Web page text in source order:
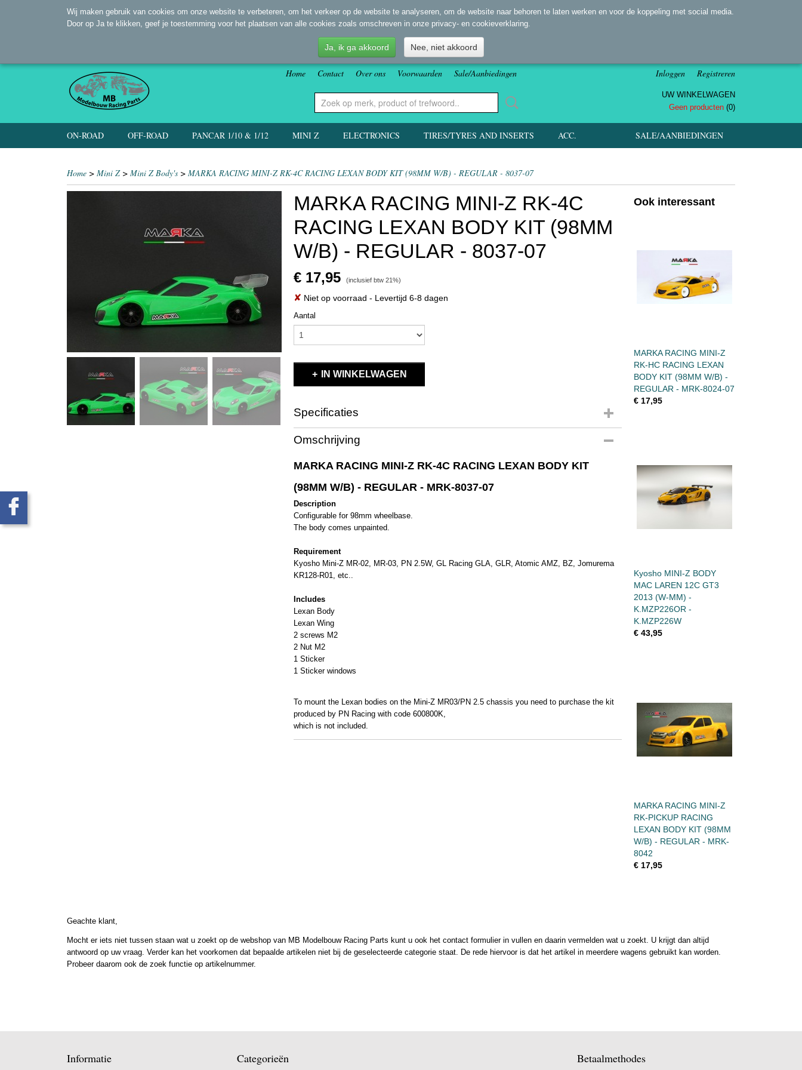
Home Contact Over ons Voorwaarden Sale/Aanbiedingen Inloggen Registreren
UW WINKELWAGEN
Geen producten (0)
SALE/AANBIEDINGEN
ON-ROAD OFF-ROAD PANCAR 1/10 & 1/12 MINI Z ELECTRONICS TIRES/TYRES AND INSERTS ACC.
Home > Mini Z> Mini Z Body's > MARKA RACING MINI-Z RK-4C RACING LEXAN BODY KIT (98MM W/B) - REGULAR - 8037-07
MARKA RACING MINI-Z RK-4C
RACING LEXAN BODY KIT (98MM
W/B) - REGULAR - 8037-07
€ 17,95 (inclusief btw 21%)
✘ Niet op voorraad - Levertijd 6-8 dagen
Aantal
IN WINKELWAGEN
Specificaties
Productcode
EAN code
Bruto gewicht
0,10 Kg
Omschrijving
MARKA RACING MINI-Z RK-4C RACING LEXAN BODY KIT
(98MM W/B) - REGULAR - MRK-8037-07
Description
Configurable for 98mm wheelbase.
The body comes unpainted.
Requirement
Kyosho Mini-Z MR-02, MR-03, PN 2.5W, GL Racing GLA, GLR, Atomic AMZ, BZ, Jomurema
KR128-R01, etc..
Includes
Lexan Body
Lexan Wing
2 screws M2
2 Nut M2
1 Sticker
1 Sticker windows
To mount the Lexan bodies on the Mini-Z MR03/PN 2.5 chassis you need to purchase the kit
produced by PN Racing with code 600800K,
which is not included.
Ook interessant
MARKA RACING MINI-Z
RK-HC RACING LEXAN
BODY KIT (98MM W/B) -
REGULAR - MRK-8024-07
€ 17,95
Kyosho MINI-Z BODY
MAC LAREN 12C GT3
2013 (W-MM) -
K.MZP226OR -
K.MZP226W
€ 43,95
MARKA RACING MINI-Z
RK-PICKUP RACING
LEXAN BODY KIT (98MM
W/B) - REGULAR - MRK-
8042
€ 17,95
Geachte klant,
Mocht er iets niet tussen staan wat u zoekt op de webshop van MB Modelbouw Racing Parts kunt u ook het contact formulier in vullen en daarin vermelden wat u zoekt. U krijgt dan altijd
antwoord op uw vraag. Verder kan het voorkomen dat bepaalde artikelen niet bij de geselecteerde categorie staat. De rede hiervoor is dat het artikel in meerdere wagens gebruikt kan worden.
Probeer daarom ook de zoek functie op artikelnummer.
Informatie Categorieën Betaalmethodes
Wij maken gebruik van cookies om onze website te verbeteren, om het verkeer op de website te analyseren, om de website naar behoren te laten werken en voor de koppeling met social media.
Door op Ja te klikken, geef je toestemming voor het plaatsen van alle cookies zoals omschreven in onze privacy- en cookieverklaring.
Ja, ik ga akkoord Nee, niet akkoord